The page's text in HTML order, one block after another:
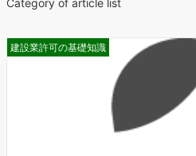
Category of article list
建設業許可の基礎知識